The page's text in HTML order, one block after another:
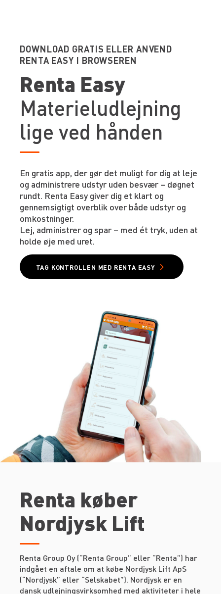
DOWNLOAD GRATIS ELLER ANVEND
RENTA EASY I BROWSEREN
Renta Easy
Materieludlejning
lige ved hånden
En gratis app, der gør det muligt for dig at leje
og administrere udstyr uden besvær – døgnet
rundt. Renta Easy giver dig et klart og
gennemsigtigt overblik over både udstyr og
omkostninger.
Lej, administrer og spar – med ét tryk, uden at
holde øje med uret.
TAG KONTROLLEN MED RENTA EASY
Renta køber
Nordjysk Lift
Renta Group Oy (“Renta Group” eller “Renta”) har
indgået en aftale om at købe Nordjysk Lift ApS
(“Nordjysk” eller “Selskabet”). Nordjysk er en
dansk udlejningsvirksomhed med aktiviteter i hele